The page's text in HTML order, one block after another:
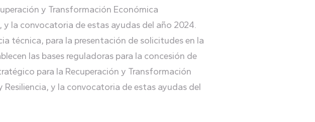
y Transformación Económica
la convocatoria de estas ayudas del año 2024.
técnica, para la presentación de solicitudes en la
las bases reguladoras para la concesión de
para la Recuperación y Transformación
y la convocatoria de estas ayudas del